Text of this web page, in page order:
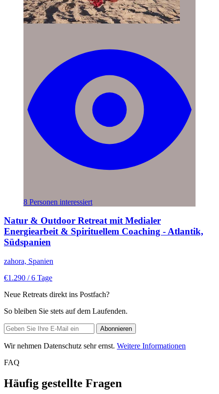
8 Personen interessiert
Natur & Outdoor Retreat mit Medialer
Energiearbeit & Spirituellem Coaching - Atlantik,
Südspanien
zahora, Spanien
€1.290 / 6 Tage
Neue Retreats direkt ins Postfach?
So bleiben Sie stets auf dem Laufenden.
Wir nehmen Datenschutz sehr ernst. Weitere Informationen
FAQ
Häufig gestellte Fragen